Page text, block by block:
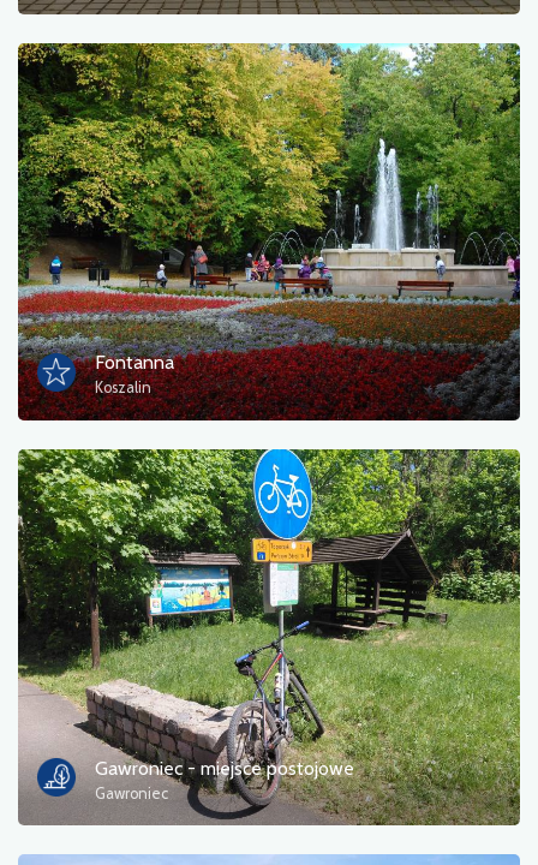
Fontanna
Koszalin
Gawroniec - miejsce postojowe
Gawroniec
Пам'ятник
Історичні церкви
Фотографії
Інший
сортувати
OK